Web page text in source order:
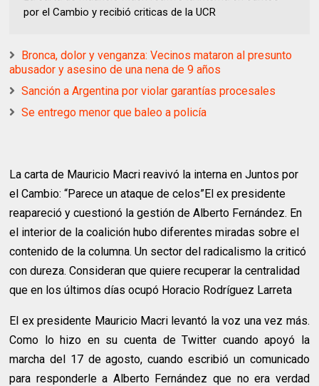
por el Cambio y recibió criticas de la UCR
Bronca, dolor y venganza: Vecinos mataron al presunto
abusador y asesino de una nena de 9 años
Sanción a Argentina por violar garantías procesales
Se entrego menor que baleo a policía
La carta de Mauricio Macri reavivó la interna en Juntos por
el Cambio: “Parece un ataque de celos”El ex presidente
reapareció y cuestionó la gestión de Alberto Fernández. En
el interior de la coalición hubo diferentes miradas sobre el
contenido de la columna. Un sector del radicalismo la criticó
con dureza. Consideran que quiere recuperar la centralidad
que en los últimos días ocupó Horacio Rodríguez Larreta
El ex presidente Mauricio Macri levantó la voz una vez más.
Como lo hizo en su cuenta de Twitter cuando apoyó la
marcha del 17 de agosto, cuando escribió un comunicado
para responderle a Alberto Fernández que no era verdad